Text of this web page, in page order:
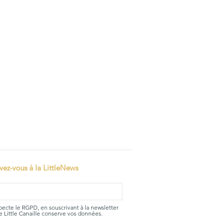
vous à la LittleNews
le RGPD, en souscrivant à la newsletter
Little Canaille conserve vos données.